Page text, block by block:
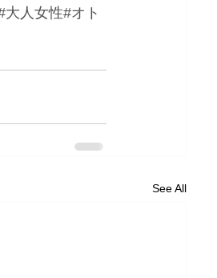
人女性#オト
See All